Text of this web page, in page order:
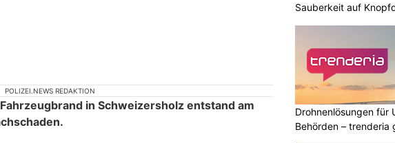
Sauberkeit auf
Drohnenlösungen für
Behörden – trenderia